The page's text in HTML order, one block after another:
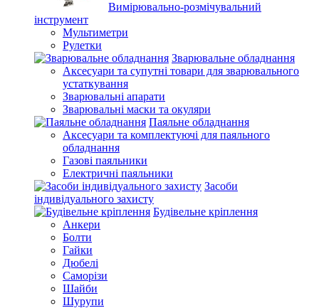
Вимірювально-розмічувальний
інструмент
Мультиметри
Рулетки
Зварювальне обладнання
Аксесуари та супутні товари для зварювального
устаткування
Зварювальні апарати
Зварювальні маски та окуляри
Паяльне обладнання
Аксесуари та комплектуючі для паяльного
обладнання
Газові паяльники
Електричні паяльники
Засоби
індивідуального захисту
Будівельне кріплення
Анкери
Болти
Гайки
Дюбелі
Саморізи
Шайби
Шурупи